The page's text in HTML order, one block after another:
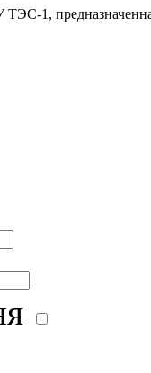
1,